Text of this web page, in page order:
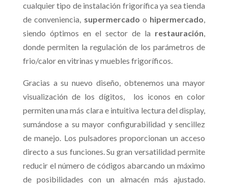
cualquier tipo de instalación frigorífica ya sea tienda
de conveniencia, supermercado o hipermercado,
siendo óptimos en el sector de la restauración,
donde permiten la regulación de los parámetros de
frio/calor en vitrinas y muebles frigoríficos.
Gracias a su nuevo diseño, obtenemos una mayor
visualización de los dígitos, los iconos en color
permiten una más clara e intuitiva lectura del display,
sumándose a su mayor configurabilidad y sencillez
de manejo. Los pulsadores proporcionan un acceso
directo a sus funciones. Su gran versatilidad permite
reducir el número de códigos abarcando un máximo
de posibilidades con un almacén más ajustado.